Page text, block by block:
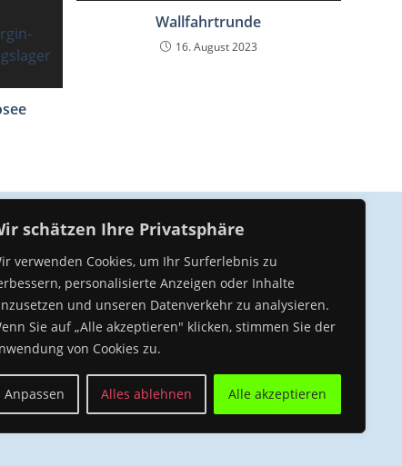
schätzen Ihre Privatsphäre
verwenden Cookies, um Ihr Surferlebnis zu
personalisierte Anzeigen oder Inhalte
und unseren Datenverkehr zu analysieren.
Sie auf „Alle akzeptieren" klicken, stimmen Sie der
von Cookies zu.
Anpassen Alles ablehnen Alle akzeptieren
Wallfahrtrunde
16. August 2023
Unser Kompetenz Center
Cycling Performance München